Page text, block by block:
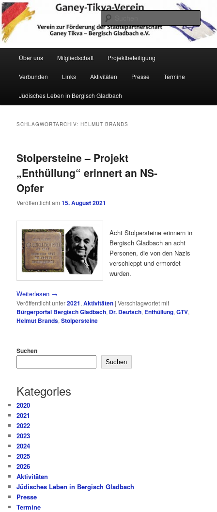
Zum
primären
Inhalt
springen
Zum
sekundären
Inhalt
springen
Ganey Tikva Verein Bergisch
Gladbach
Verein zur Förderung der Städtepartnerschaft Ganey Tikva – Bergisch
Gladbach e. V.
Hauptmenü
Über uns Mitgliedschaft Projektbeteiligung
Verbunden Links Aktivitäten Presse Termine
Jüdisches Leben in Bergisch Gladbach
SCHLAGWORTARCHIV:HELMUT BRANDS
Stolpersteine – Projekt
„Enthüllung“ erinnert an NS-
Opfer
Veröffentlicht am15. August 2021
Acht Stolpersteine erinnern in
Bergisch Gladbach an acht
Personen, die von den Nazis
verschleppt und ermordet
wurden.
Weiterlesen →
Veröffentlicht unter2021,Aktivitäten |Verschlagwortet mit
Bürgerportal Bergisch Gladbach, Dr. Deutsch, Enthüllung,GTV,
Helmut Brands,Stolpersteine
Suchen
Suchen
Kategories
2020
2021
2022
2023
2024
2025
2026
Aktivitäten
Jüdisches Leben in Bergisch Gladbach
Presse
Termine